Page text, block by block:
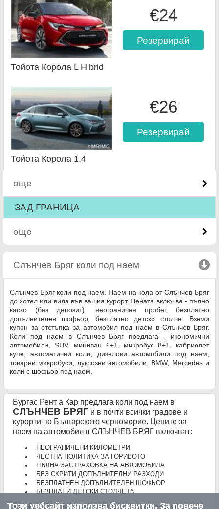
€24
Резервирай
Тойота Корола L Hibrid
€26
Резервирай
Тойота Корола 1.4
още
ЗАД ГРАНИЦА
още
Слънчев Бряг коли под наем click to collapse
Слънчев Бряг коли под наем. Наем на кола от Слънчев Бряг
до хотел или вила във вашия курорт. Цената включва - пълно
каско (без депозит), неограничен пробег, безплатно
допълнителен шофьор, безплатно детско столче. Вземи
купон за отстъпка за автомобил под наем в Слънчев Бряг.
Коли под наем в Слънчев Бряг предлага - икономични
автомобили, SUV, миниван 6+1, микробус 8+1, кабриолет
купе, автоматични коли, дизелови автомобили под наем,
товарни микробуси, луксозни автомобили, BMW, Mercedes и
коли с шофьор под наем.
Бургас Рент а Кар предлага коли под наем в
СЛЪНЧЕВ БРЯГи в почти всички градове и
курорти по Българското черноморие. Цените за
наем на автомобил в СЛЪНЧЕВ БРЯГ включват:
НЕОГРАНИЧЕНИ КИЛОМЕТРИ
ЧЕСТНА ПОЛИТИКА ЗА ГОРИВОТО
ПЪЛНА ЗАСТРАХОВКА НА АВТОМОБИЛА
БЕЗ СКРИТИ ДОПЪЛНИТЕЛНИ РАЗХОДИ
БЕЗПЛАТНЕН ДОПЪЛНИТЕЛЕН ШОФЬОР
БЕЗПЛАНИ ДЕТСКИ СТОЛЧЕТА
Евтини цени за наем на кола в Слънчев Бряг.
Този уебсайт използва бисквитки. За повече